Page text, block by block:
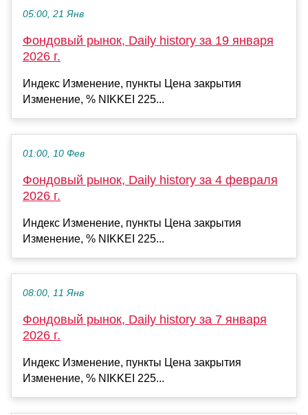
05:00, 21 Янв
Фондовый рынок, Daily history за 19 января
2026 г.
Индекс Изменение, пункты Цена закрытия
Изменение, % NIKKEI 225...
01:00, 10 Фев
Фондовый рынок, Daily history за 4 февраля
2026 г.
Индекс Изменение, пункты Цена закрытия
Изменение, % NIKKEI 225...
08:00, 11 Янв
Фондовый рынок, Daily history за 7 января
2026 г.
Индекс Изменение, пункты Цена закрытия
Изменение, % NIKKEI 225...